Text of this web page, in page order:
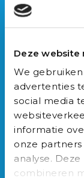
Deze website
We
advertenties
social media
informatie
onze
analyse.
combineren
Triage
Geneeskunde
Biomedische
Auxilio
Opleidingen